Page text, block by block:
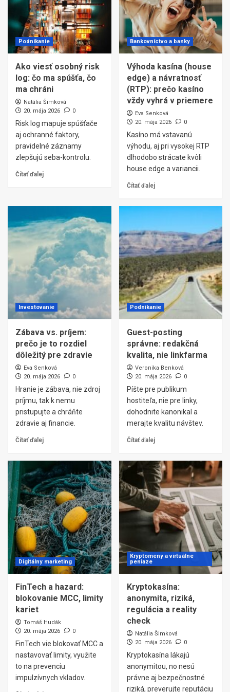
Podnikanie
Ako viesť osobný risk
log: čo ma spúšťa, čo
ma chráni
Natália Šimková
20. mája 2026
0
Risk log mapuje spúšťače
aj ochranné faktory,
pravidelné záznamy
zlepšujú seba-kontrolu.
Čítať ďalej
Bankovníctvo a banky
Výhoda kasína (house
edge) a návratnosť
(RTP): prečo kasíno
vždy vyhrá v priemere
Eva Senková
20. mája 2026
0
Kasíno má vstavanú
výhodu, aj pri vysokej RTP
dlhodobo strácate kvôli
house edge a variancii.
Čítať ďalej
Investovanie
Zábava vs. príjem:
prečo je to rozdiel
dôležitý pre zdravie
Eva Senková
20. mája 2026
0
Hranie je zábava, nie zdroj
príjmu, tak k nemu
pristupujte a chráňte
zdravie aj financie.
Čítať ďalej
Podnikanie
Guest-posting
správne: redakčná
kvalita, nie linkfarma
Veronika Benková
20. mája 2026
0
Píšte pre publikum
hostiteľa, nie pre linky,
dohodnite kanonikal a
merajte kvalitu návštev.
Čítať ďalej
Digitálny marketing
FinTech a hazard:
blokovanie MCC, limity
kariet
Tomáš Hudák
20. mája 2026
0
FinTech vie blokovať MCC a
nastavovať limity, využite
to na prevenciu
impulzívnych vkladov.
Kryptomeny a virtuálne
peniaze
Kryptokasína:
anonymita, riziká,
regulácia a reality
check
Natália Šimková
20. mája 2026
0
Kryptokasína lákajú
anonymitou, no nesú
právne aj bezpečnostné
riziká, preverujte reputáciu